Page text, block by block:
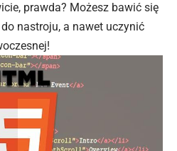
prawda? Możesz bawić się
nastroju, a nawet uczynić